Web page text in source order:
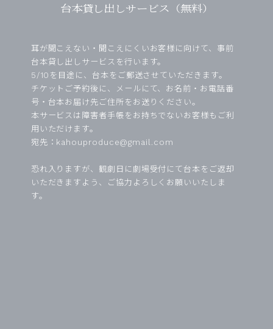
台本貸し出しサービス（無料）
耳が聞こえない・聞こえにくいお客様に向けて、事前
台本貸し出しサービスを行います。
5/10を目途に、台本をご郵送させていただきます。
チケットご予約後に、メールにて、お名前・お電話番
号・台本お届け先ご住所をお送りください。
本サービスは障害者手帳をお持ちでないお客様もご利
用いただけます。
宛先： kahouproduce@gmail.com
恐れ入りますが、観劇日に劇場受付にて台本をご返却
いただきますよう、ご協力よろしくお願いいたしま
す。